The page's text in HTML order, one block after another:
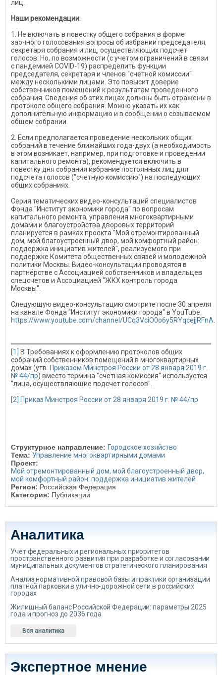
лиц.
Наши рекомендации:
1. Не включать в повестку общего собрания в форме
заочного голосования вопросы об избрании председателя,
секретаря собрания и лиц, осуществляющих подсчет
голосов. Но, по возможности (с учетом ограничений в связи
с пандемией COVID-19) распределить функции
председателя, секретаря и членов "счетной комиссии"
между несколькими лицами. Это повысит доверие
собственников помещений к результатам проведенного
собрания. Сведения об этих лицах должны быть отражены в
протоколе общего собрания. Можно указать их как
дополнительную информацию и в сообщении о созываемом
общем собрании.
2. Если предполагается проведение нескольких общих
собраний в течение ближайших года-двух (а необходимость
в этом возникает, например, при подготовке и проведении
капитального ремонта), рекомендуется включить в
повестку дня собрания избрание постоянных лиц для
подсчета голосов ("счетную комиссию") на последующих
общих собраниях.
Серия тематических видео-консультаций специалистов
Фонда "Институт экономики города" по вопросам
капитального ремонта, управления многоквартирными
домами и благоустройства дворовых территорий
планируется в рамках проекта "Мой отремонтированный
дом, мой благоустроенный двор, мой комфортный район:
поддержка инициатив жителей", реализуемого при
поддержке Комитета общественных связей и молодёжной
политики Москвы. Видео-консультации проводятся в
партнёрстве с Ассоциацией собственников и владельцев
спецсчетов и Ассоциацией "ЖКХ контроль города
Москвы".
Следующую видео-консультацию смотрите после 30 апреля
на канале Фонда "Институт экономики города" в YouTube
https://www.youtube.com/channel/UCq3VciO0o6y5RYqcejjRFnA
[1]
В Требованиях к оформлению протоколов общих
собраний собственников помещений в многоквартирных
домах (утв. Приказом Минстроя России от 28 января 2019 г.
№ 44/пр) вместо термина "счетная комиссия" используется
"лица, осуществляющие подсчет голосов".
[2]
Приказ Минстроя России от 28 января 2019 г. № 44/пр
Структурное направление: Городское хозяйство
Тема: Управление многоквартирными домами
Проект:
Мой отремонтированный дом, мой благоустроенный двор,
мой комфортный район: поддержка инициатив жителей
Регион: Российская Федерация
Категория: Публикации
Аналитика
Учет федеральных и региональных приоритетов
пространственного развития при разработке и согласовании
муниципальных документов стратегического планирования
Анализ нормативной правовой базы и практики организации
платной парковки в улично-дорожной сети в российских
городах
Жилищный баланс Российской Федерации: параметры 2025
года и прогноз до 2036 года
Вся аналитика
Экспертное мнение